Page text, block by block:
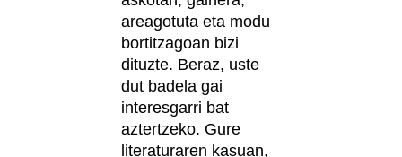
areagotuta eta modu
bortitzagoan bizi
dituzte. Beraz, uste
dut badela gai
interesgarri bat
aztertzeko. Gure
literaturaren kasuan,